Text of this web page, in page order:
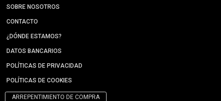
SOBRE NOSOTROS
CONTACTO
¿DÓNDE ESTAMOS?
DATOS BANCARIOS
POLÍTICAS DE PRIVACIDAD
POLÍTICAS DE COOKIES
ARREPENTIMIENTO DE COMPRA